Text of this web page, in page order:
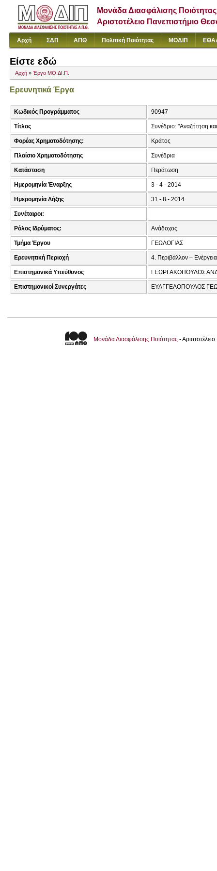
Μονάδα Διασφάλισης Ποιότητας
Αριστοτέλειο Πανεπιστήμιο
Αρχή ΣΔΠ ΑΠΘ Πολιτική Ποιότητας ΜΟΔΙΠ
Είστε εδώ
Αρχή » Έργο ΜΟ.ΔΙ.Π.
Ερευνητικά Έργα
Κωδικός Προγράμματος 90947
Τίτλος Συνέδριο: "Αναζήτηση
Φορέας Χρηματοδότησης: Κράτος
Πλαίσιο Χρηματοδότησης Συνέδρια
Κατάσταση Περάτωση
Ημερομηνία Έναρξης 3 - 4 - 2014
Ημερομηνία Λήξης 31 - 8 - 2014
Συνέταιροι:
Ρόλος Ιδρύματος: Ανάδοχος
Τμήμα Έργου ΓΕΩΛΟΓΙΑΣ
Ερευνητική Περιοχή 4. Περιβάλλον – Ενέργεια
Επιστημονικά Υπεύθυνος ΓΕΩΡΓΑΚΟΠΟΥΛΟΣ
Επιστημονικοί Συνεργάτες ΕΥΑΓΓΕΛΟΠΟΥΛΟΣ
Μονάδα Διασφάλισης Ποιότητας -